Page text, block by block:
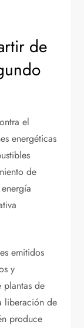
de
el
energéticas
de
emitidos
y
plantas de
liberación de
produce